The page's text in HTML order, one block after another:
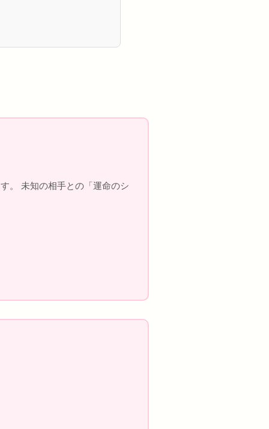
。 未知の相手との「運命のシ